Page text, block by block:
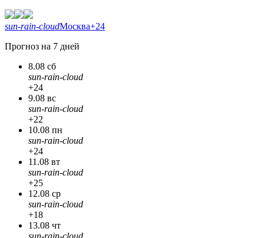
sun-rain-cloudМосква+24
Прогноз на 7 дней
8.08 сб
sun-rain-cloud
+24
9.08 вс
sun-rain-cloud
+22
10.08 пн
sun-rain-cloud
+24
11.08 вт
sun-rain-cloud
+25
12.08 ср
sun-rain-cloud
+18
13.08 чт
sun-rain-cloud